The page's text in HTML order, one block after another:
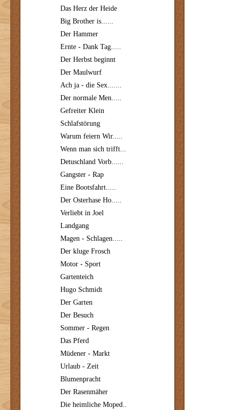
Das Herz der Heide
Big Brother is......
Der Hammer
Ernte - Dank Tag.....
Der Herbst beginnt
Der Maulwurf
Ach ja - die Sex.......
Der normale Men.....
Gefreiter Klein
Schlafstörung
Warum feiern Wir.....
Wenn man sich trifft...
Detuschland Vorb......
Gangster - Rap
Eine Bootsfahrt.....
Der Osterhase Ho.....
Verliebt in Joel
Landgang
Magen - Schlagen.....
Der kluge Frosch
Motor - Sport
Gartenteich
Hugo Schmidt
Der Garten
Der Besuch
Sommer - Regen
Das Pferd
Müdener - Markt
Urlaub - Zeit
Blumenpracht
Der Rasenmäher
Die heimliche Moped..